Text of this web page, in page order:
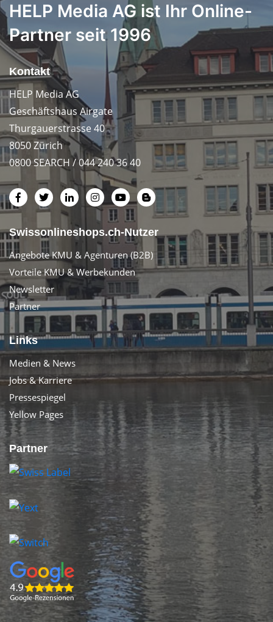
HELP Media AG ist Ihr Online-
Partner seit 1996
Kontakt
HELP Media AG
Geschäftshaus Airgate
Thurgauerstrasse 40
8050 Zürich
0800 SEARCH / 044 240 36 40
Swissonlineshops.ch-Nutzer
Angebote KMU & Agenturen (B2B)
Vorteile KMU & Werbekunden
Newsletter
Partner
Links
Medien & News
Jobs & Karriere
Pressespiegel
Yellow Pages
Partner